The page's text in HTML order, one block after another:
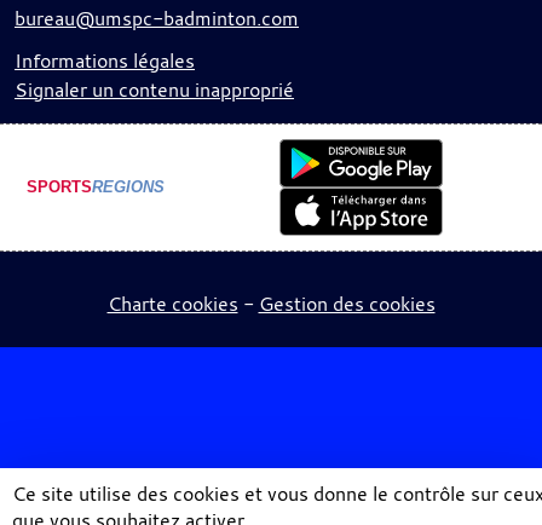
bureau@umspc-badminton.com
Informations légales
Signaler un contenu inapproprié
SPORTSREGIONS
Charte cookies Gestion des cookies
Ce site utilise des cookies et vous donne le contrôle sur